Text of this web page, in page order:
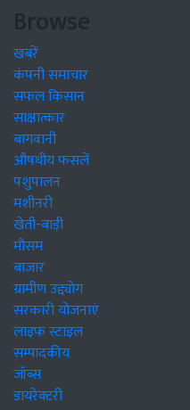
Browse
खबरें
कंपनी समाचार
सफल किसान
साक्षात्कार
बागवानी
औषधीय फसलें
पशुपालन
मशीनरी
खेती-बाड़ी
मौसम
बाजार
ग्रामीण उद्द्योग
सरकारी योजनाएं
लाइफ स्टाइल
सम्पादकीय
जॉब्स
डायरेक्टरी